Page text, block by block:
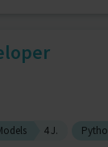
4 J.